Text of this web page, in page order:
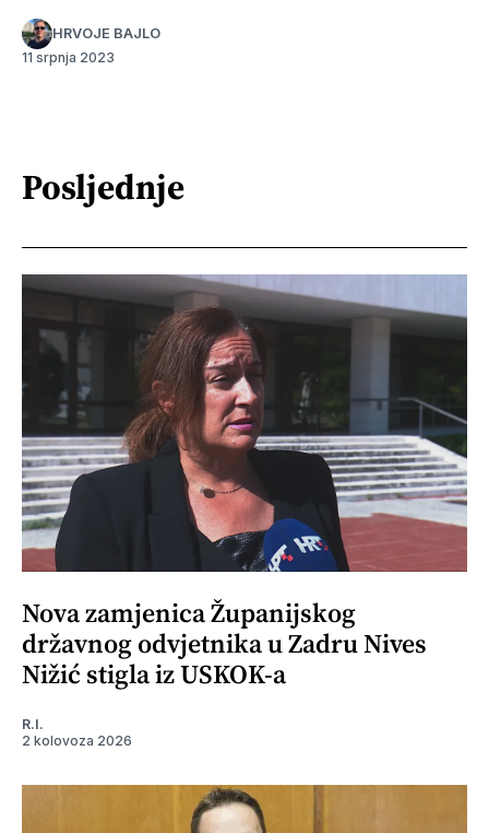
HRVOJE BAJLO
11 srpnja 2023
Posljednje
Nova zamjenica Županijskog
državnog odvjetnika u Zadru Nives
Nižić stigla iz USKOK-a
R.I.
2 kolovoza 2026